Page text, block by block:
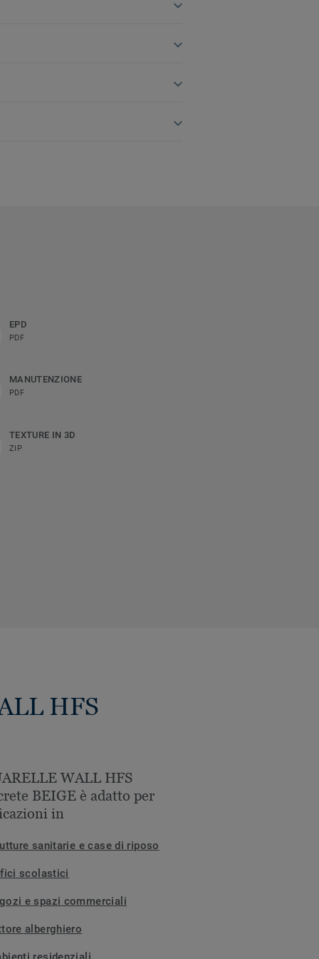
EPD
PDF
MANUTENZIONE
PDF
TEXTURE IN 3D
ZIP
HFS
WALL HFS
BEIGE è adatto per
in
sanitarie e case di riposo
scolastici
e spazi commerciali
alberghiero